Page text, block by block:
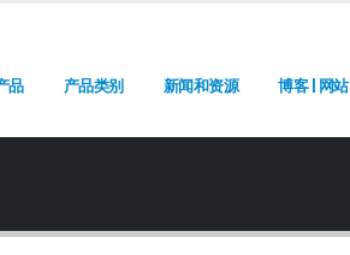
品 产品类别 新闻和资源 博客 | 网站